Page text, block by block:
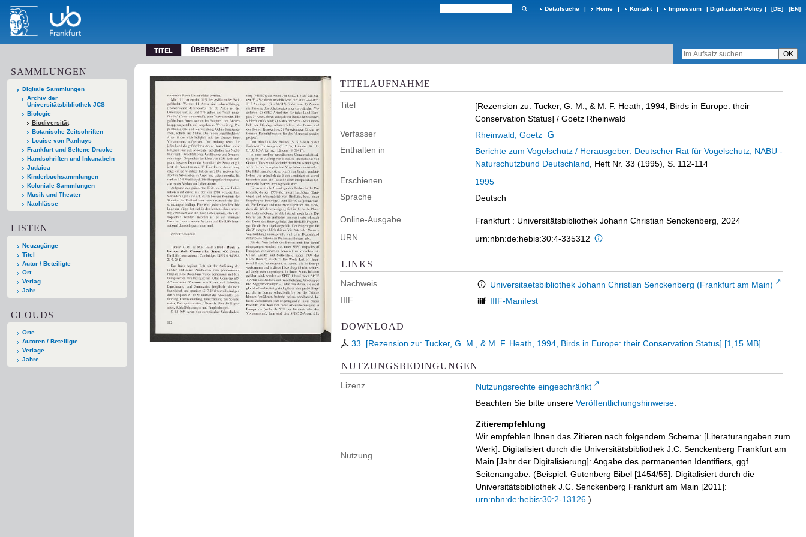
Detailsuche | Home | Kontakt | Impressum | Digitization Policy | [DE] [EN]
TITEL ÜBERSICHT SEITE
SAMMLUNGEN
Digitale Sammlungen
Archiv der
Universitätsbibliothek JCS
Biologie
Biodiversität
Botanische Zeitschriften
Louise von Panhuys
Frankfurt und Seltene Drucke
Handschriften und Inkunabeln
Judaica
Kinderbuchsammlungen
Koloniale Sammlungen
Musik und Theater
Nachlässe
LISTEN
Neuzugänge
Titel
Autor / Beteiligte
Ort
Verlag
Jahr
CLOUDS
Orte
Autoren / Beteiligte
Verlage
Jahre
TITELAUFNAHME
Titel
[Rezension zu: Tucker, G. M., & M. F. Heath, 1994, Birds in Europe: their
Conservation Status] / Goetz Rheinwald
Verfasser
Rheinwald, Goetz
Enthalten in
Berichte zum Vogelschutz / Herausgeber: Deutscher Rat für Vogelschutz, NABU -
Naturschutzbund Deutschland , Heft Nr. 33 (1995), S. 112-114
Erschienen
1995
Sprache
Deutsch
Online-Ausgabe
Frankfurt : Universitätsbibliothek Johann Christian Senckenberg, 2024
URN
urn:nbn:de:hebis:30:4-335312
LINKS
Nachweis
Universitaetsbibliothek Johann Christian Senckenberg (Frankfurt am Main)
IIIF
IIIF-Manifest
DOWNLOAD
33. [Rezension zu: Tucker, G. M., & M. F. Heath, 1994, Birds in Europe: their Conservation Status] [1,15 MB]
NUTZUNGSBEDINGUNGEN
Lizenz Nutzungsrechte eingeschränkt
Nutzung
Beachten Sie bitte unsere Veröffentlichungshinweise
Zitierempfehlung
Wir empfehlen Ihnen das Zitieren nach folgendem Schema: [Literaturangaben zum
Werk]. Digitalisiert durch die Universitätsbibliothek J.C. Senckenberg Frankfurt am
Main [Jahr der Digitalisierung]: Angabe des permanenten Identifiers, ggf.
Seitenangabe. (Beispiel: Gutenberg Bibel [1454/55]. Digitalisiert durch die
Universitätsbibliothek J.C. Senckenberg Frankfurt am Main [2011]:
urn:nbn:de:hebis:30:2-13126 .)